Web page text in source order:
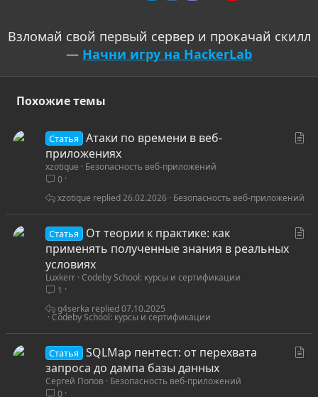
Взломай свой первый сервер и прокачай скилл
— Начни игру на HackerLab
Похожие темы
я
Статья
Атаки по времени в веб-
приложениях
xzotique
Безопасность веб-приложений
0
Безопасность веб-приложений
26.02.2026
xzotique
Статья
От теории к практике: как
применять полученные знания в реальных
условиях
Luxkerr Codeby School: курсы и сертификации
1
Codeby School: курсы и сертификации
07.10.2025
g4serka
Статья
SQLMap пентест: от перехвата
запроса до дампа базы данных
Сергей Попов Безопасность веб-приложений
0